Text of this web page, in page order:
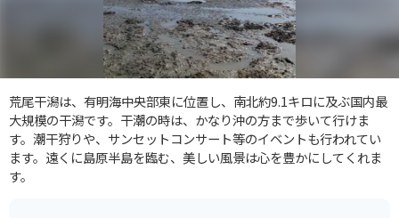
荒尾干潟は、有明海中央部東に位置し、南北約9.1キロに及ぶ国内最
大規模の干潟です。干潮の時は、かなり沖の方まで歩いて行けま
す。潮干狩りや、サンセットコンサート等のイベントも行われてい
ます。遠くに島原半島を臨む、美しい風景は心を豊かにしてくれま
す。